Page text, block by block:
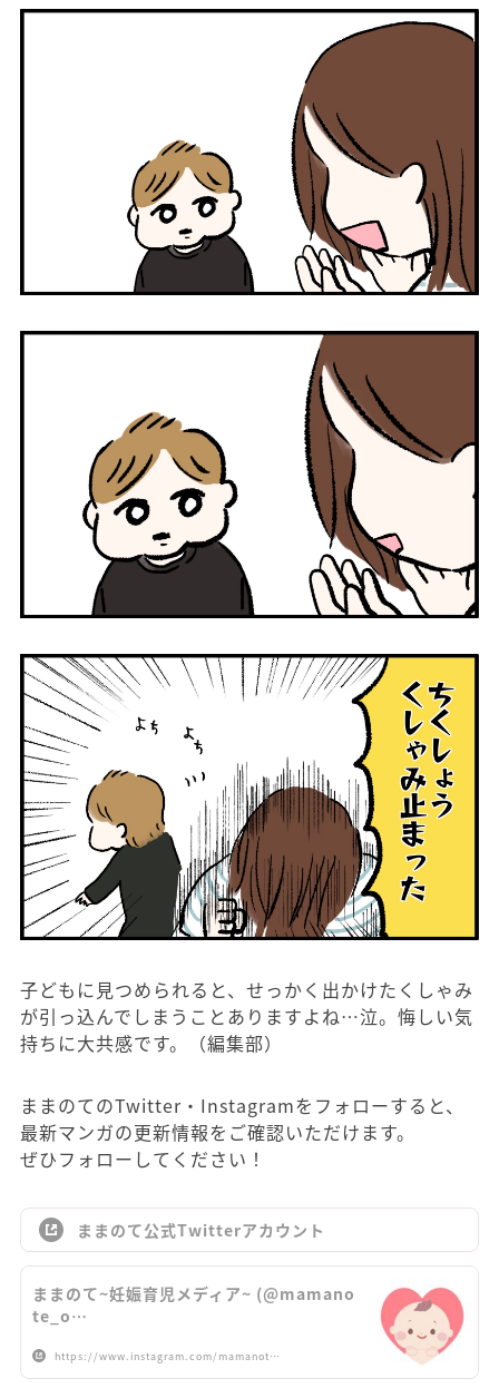
子どもに見つめられると、せっかく出かけたくしゃみ
が引っ込んでしまうことありますよね…泣。悔しい気
持ちに大共感です。（編集部）
ままのてのTwitter・Instagramをフォローすると、
最新マンガの更新情報をご確認いただけます。
ぜひフォローしてください！
ままのて公式Twitterアカウント
ままのて~妊娠育児メディア~ (@mamano
te_o…
https://www.instagram.com/mamanot…